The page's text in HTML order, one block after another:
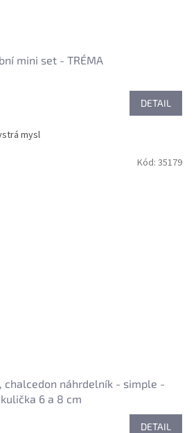
mini set - TRÉMA
DETAIL
mysl
chalcedon náhrdelník - simple -
kulička 6 a 8 cm
DETAIL
Kód: 35179